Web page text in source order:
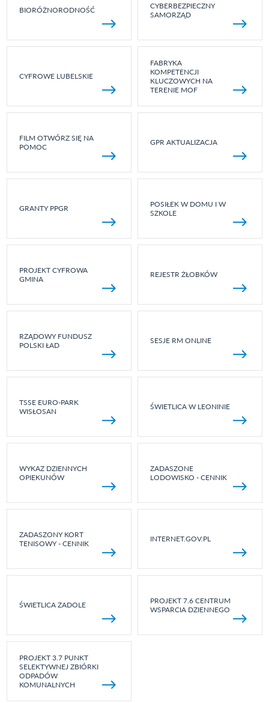
BIORÓŻNORODNOŚĆ
CYBERBEZPIECZNY
SAMORZĄD
CYFROWE LUBELSKIE
FABRYKA
KOMPETENCJI
KLUCZOWYCH NA
TERENIE MOF
FILM OTWÓRZ SIĘ NA
POMOC
GPR AKTUALIZACJA
GRANTY PPGR
POSIŁEK W DOMU I W
SZKOLE
PROJEKT CYFROWA
GMINA
REJESTR ŻŁOBKÓW
RZĄDOWY FUNDUSZ
POLSKI ŁAD
SESJE RM ONLINE
TSSE EURO-PARK
WISŁOSAN
ŚWIETLICA W LEONINIE
WYKAZ DZIENNYCH
OPIEKUNÓW
ZADASZONE
LODOWISKO - CENNIK
ZADASZONY KORT
TENISOWY - CENNIK
INTERNET.GOV.PL
ŚWIETLICA ZADOLE
PROJEKT 7.6 CENTRUM
WSPARCIA DZIENNEGO
PROJEKT 3.7 PUNKT
SELEKTYWNEJ ZBIÓRKI
ODPADÓW
KOMUNALNYCH